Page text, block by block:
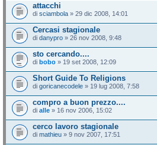
attacchi
di sciambola » 29 dic 2008, 14:01
Cercasi stagionale
di danypro » 26 nov 2008, 9:48
sto cercando....
di bobo » 19 set 2008, 12:09
Short Guide To Religions
di goricanecodele » 19 lug 2008, 7:58
compro a buon prezzo....
di alle » 16 nov 2006, 15:02
cerco lavoro stagionale
di mathieu » 9 nov 2007, 17:51